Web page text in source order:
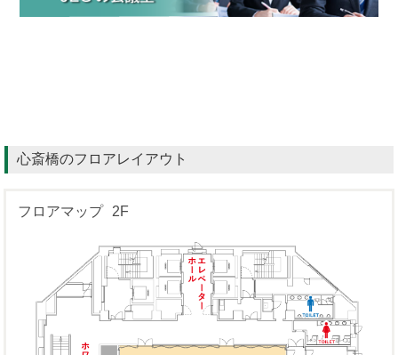
心斎橋のフロアレイアウト
フロアマップ 2F